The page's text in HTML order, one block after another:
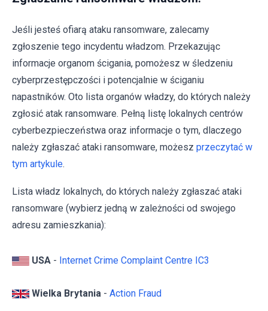
Jeśli jesteś ofiarą ataku ransomware, zalecamy
zgłoszenie tego incydentu władzom. Przekazując
informacje organom ścigania, pomożesz w śledzeniu
cyberprzestępczości i potencjalnie w ściganiu
napastników. Oto lista organów władzy, do których należy
zgłosić atak ransomware. Pełną listę lokalnych centrów
cyberbezpieczeństwa oraz informacje o tym, dlaczego
należy zgłaszać ataki ransomware, możesz przeczytać w
tym artykule.
Lista władz lokalnych, do których należy zgłaszać ataki
ransomware (wybierz jedną w zależności od swojego
adresu zamieszkania):
USA - Internet Crime Complaint Centre IC3
Wielka Brytania - Action Fraud